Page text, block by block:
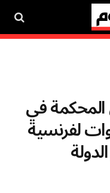
في
10 سنوات لفرنسية